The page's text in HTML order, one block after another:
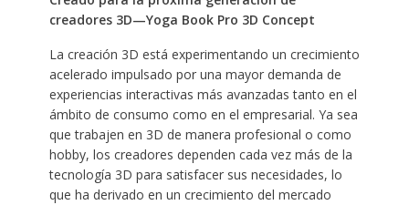
creadores 3D—Yoga Book Pro 3D Concept
La creación 3D está experimentando un crecimiento
acelerado impulsado por una mayor demanda de
experiencias interactivas más avanzadas tanto en el
ámbito de consumo como en el empresarial. Ya sea
que trabajen en 3D de manera profesional o como
hobby, los creadores dependen cada vez más de la
tecnología 3D para satisfacer sus necesidades, lo
que ha derivado en un crecimiento del mercado